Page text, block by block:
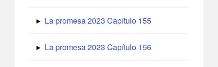
La promesa 2023 Capítulo 155
La promesa 2023 Capítulo 156